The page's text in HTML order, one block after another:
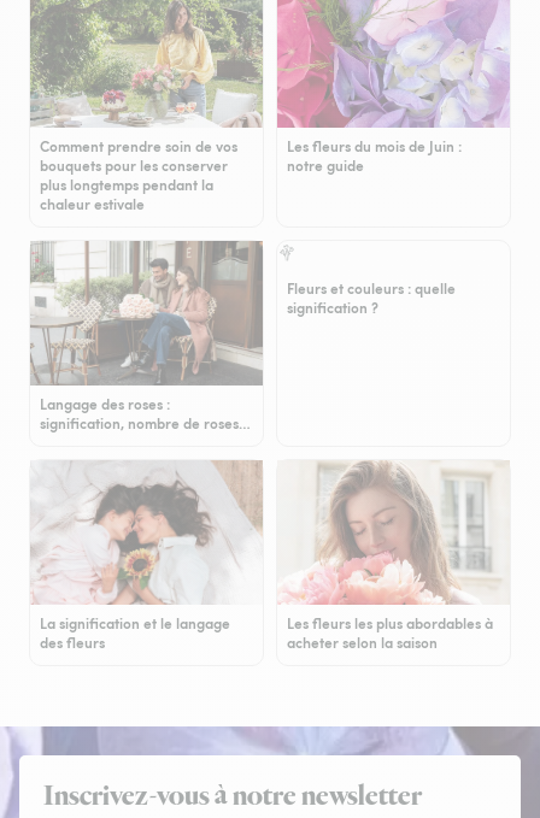
Comment prendre soin de vos
bouquets pour les conserver
plus longtemps pendant la
chaleur estivale
Les fleurs du mois de Juin :
notre guide
Langage des roses :
signification, nombre de roses…
Fleurs et couleurs : quelle
signification ?
La signification et le langage
des fleurs
Les fleurs les plus abordables à
acheter selon la saison
Inscrivez-vous à notre newsletter